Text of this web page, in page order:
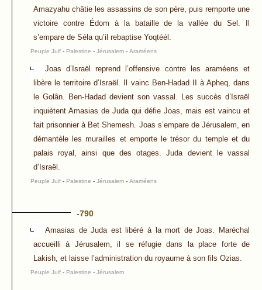
Amazyahu châtie les assassins de son père, puis remporte une
victoire contre Édom à la bataille de la vallée du Sel. Il
s’empare de Séla qu’il rebaptise Yoqtéél.
Peuple Juif - Palestine - Jérusalem - Araméens
Joas d’Israël reprend l’offensive contre les araméens et
libère le territoire d’Israël. Il vainc Ben-Hadad II à Apheq, dans
le Golân. Ben-Hadad devient son vassal. Les succès d’Israël
inquiètent Amasias de Juda qui défie Joas, mais est vaincu et
fait prisonnier à Bet Shemesh. Joas s’empare de Jérusalem, en
démantèle les murailles et emporte le trésor du temple et du
palais royal, ainsi que des otages. Juda devient le vassal
d’Israël.
Peuple Juif - Palestine - Jérusalem - Araméens
-790
Amasias de Juda est libéré à la mort de Joas. Maréchal
accueilli à Jérusalem, il se réfugie dans la place forte de
Lakish, et laisse l’administration du royaume à son fils Ozias.
Peuple Juif - Palestine - Jérusalem